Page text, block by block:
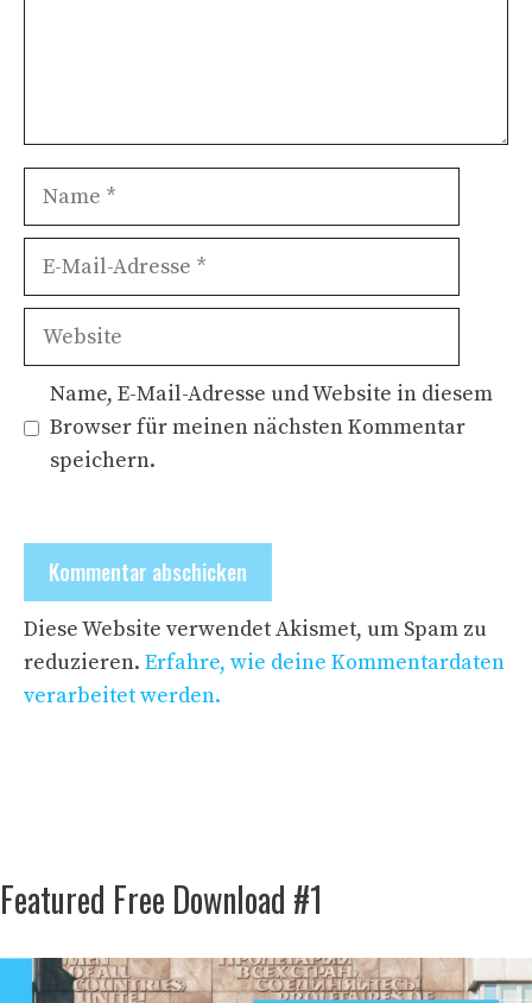
Name
Website
Name, E-Mail-Adresse und Website in diesem
Browser für meinen nächsten Kommentar
speichern.
Diese Website verwendet Akismet, um Spam zu
reduzieren. Erfahre, wie deine Kommentardaten
verarbeitet werden.
Featured Free Download #1